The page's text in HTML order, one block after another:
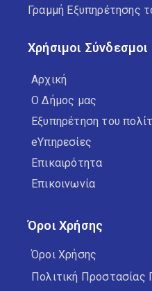
Γραμμή Εξυπηρέτησης
Χρήσιμοι Σύνδεσμοι
Αρχική
Ο Δήμος μας
Εξυπηρέτηση του
eΥπηρεσίες
Επικαιρότητα
Επικοινωνία
Όροι Χρήσης
Όροι Χρήσης
Πολιτική